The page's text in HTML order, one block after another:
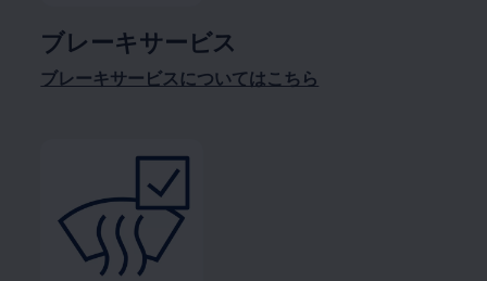
ブレーキサービス
ブレーキサービスについてはこちら